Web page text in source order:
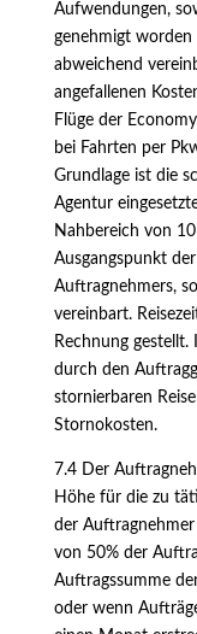
Aufwendungen,
genehmigt worden
abweichend
angefallenen
Flüge der
bei Fahrten per
Grundlage ist die
Agentur
Nahbereich von
Ausgangspunkt
Auftragnehmers,
vereinbart.
Rechnung gestellt.
durch den
stornierbaren
Stornokosten.
7.4 Der
Höhe für die zu
der Auftragnehmer
von 50% der
Auftragssumme
oder wenn